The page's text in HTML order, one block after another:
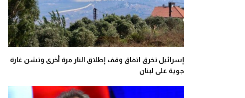
إسرائيل تخرق اتفاق وقف إطلاق النار مرة أخرى وتشن غارة
جوية على لبنان